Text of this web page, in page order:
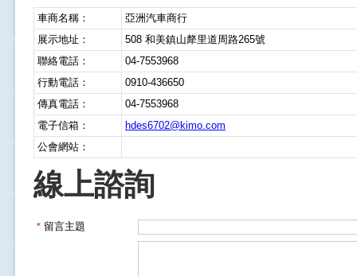
車商名稱：
亞洲汽車商行
展示地址：
508 和美鎮山犛里道周路265號
聯絡電話：
04-7553968
行動電話：
0910-436650
傳真電話：
04-7553968
電子信箱：
hdes6702@kimo.com
公會網站：
線上諮詢
* 留言主題